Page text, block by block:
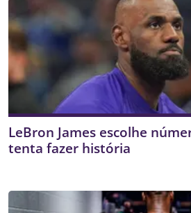
LeBron James escolhe
tenta fazer história